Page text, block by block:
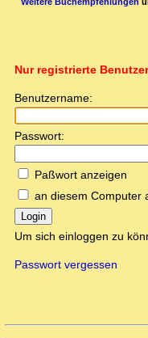
Nur registrierte
Benutzername:
Passwort:
Paßwort anzeigen
an diesem Computer
Login
Um sich einloggen zu
Passwort vergessen